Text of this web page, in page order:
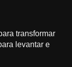
transformar
levantar e